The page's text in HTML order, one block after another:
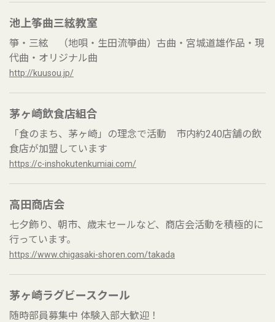
池上筝曲三絃教室
箏・三絃 （地唄・生田流箏曲）古曲・宮城道雄作品・現
代曲・オリジナル曲
http://kuusou.jp/
茅ヶ崎飲食店組合
「食のまち、茅ヶ崎」の理念で活動 市内約240店舗の飲
食店が加盟しています
https://c-inshokutenkumiai.com/
高田商店会
七夕飾り、朝市、歳末セールなど、商店会活動を積極的に
行っています。
https://www.chigasaki-shoren.com/takada
茅ヶ崎ラグビースクール
随時部員募集中 体験入部大歓迎！